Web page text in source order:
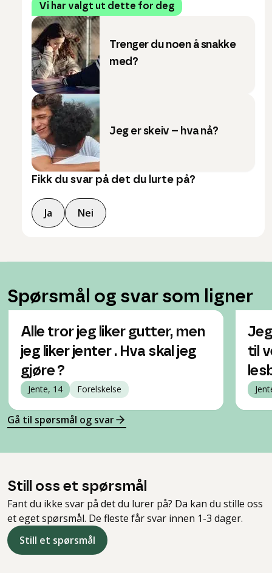
Vi har valgt ut dette for deg
Trenger du noen å snakke
med?
Jeg er skeiv – hva nå?
Fikk du svar på det du lurte på?
Ja Nei
Spørsmål og svar som ligner
Alle tror jeg liker gutter, men
jeg liker jenter . Hva skal jeg
gjøre ?
Jente, 14 Forelskelse
til
Gå til spørsmål og svar
Still oss et spørsmål
Fant du ikke svar på det du lurer på? Da kan du stille oss
et eget spørsmål. De fleste får svar innen 1-3 dager.
Still et spørsmål